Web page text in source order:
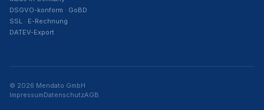
DSGVO-konform · GoBD
SSL · E-Rechnung
DATEV-Export
© 2026 Mendato GmbH
ImpressumDatenschutzAGB